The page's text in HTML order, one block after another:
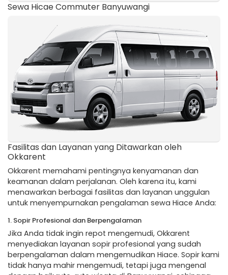
Sewa Hicae Commuter Banyuwangi
Fasilitas dan Layanan yang Ditawarkan oleh
Okkarent
Okkarent memahami pentingnya kenyamanan dan
keamanan dalam perjalanan. Oleh karena itu, kami
menawarkan berbagai fasilitas dan layanan unggulan
untuk menyempurnakan pengalaman sewa Hiace Anda:
1. Sopir Profesional dan Berpengalaman
Jika Anda tidak ingin repot mengemudi, Okkarent
menyediakan layanan sopir profesional yang sudah
berpengalaman dalam mengemudikan Hiace. Sopir kami
tidak hanya mahir mengemudi, tetapi juga mengenal